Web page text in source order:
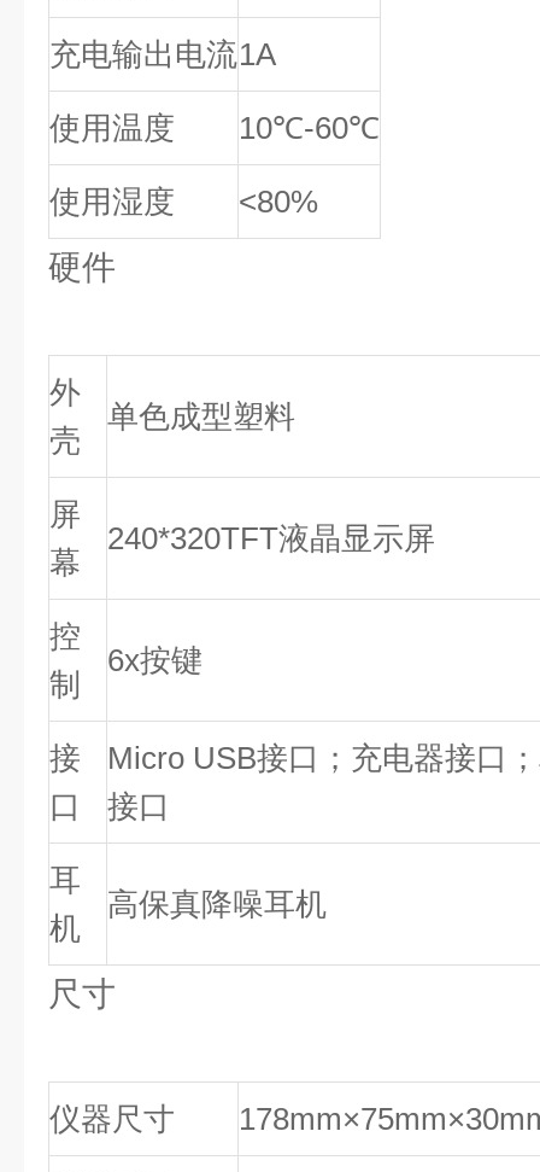
充电输出电流1A
使用温度 10℃-60℃
使用湿度 <80%
硬件
外
壳
单色成型塑料
屏
幕
240*320TFT液晶显示屏
控
制
6x按键
接
口
Micro USB接口；充电器接口
接口
耳
机
高保真降噪耳机
尺寸
仪器尺寸